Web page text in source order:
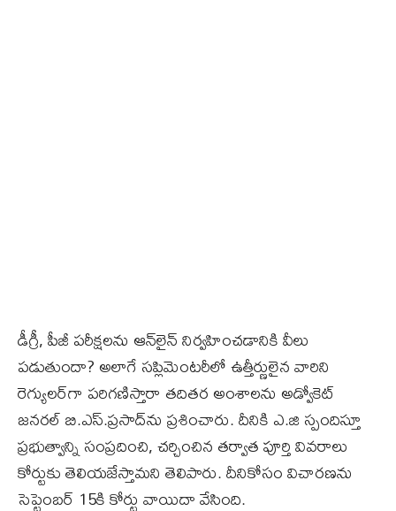
డీగ్రీ, పీజీ పరీక్షలను ఆన్‌లైన్‌ నిర్వహించడానికి వీలు
పడుతుందా? అలాగే సప్లిమెంటరీలో ఉత్తీర్ణులైన వారిని
రెగ్యులర్‌గా పరిగణిస్తారా తదితర అంశాలను అడ్వోకెట్‌
జనరల్‌ బి.ఎస్‌.ప్రసాద్‌ను ప్రశించారు. దీనికి ఎ.జి స్పందిస్తూ
ప్రభుత్వాన్ని సంప్రదించి, చర్చించిన తర్వాత పూర్తి వివరాలు
కోర్టుకు తెలియజేస్తామని తెలిపారు. దీనికోసం విచారణను
సెప్టెంబర్‌ 15కి కోర్టు వాయిదా వేసింది.